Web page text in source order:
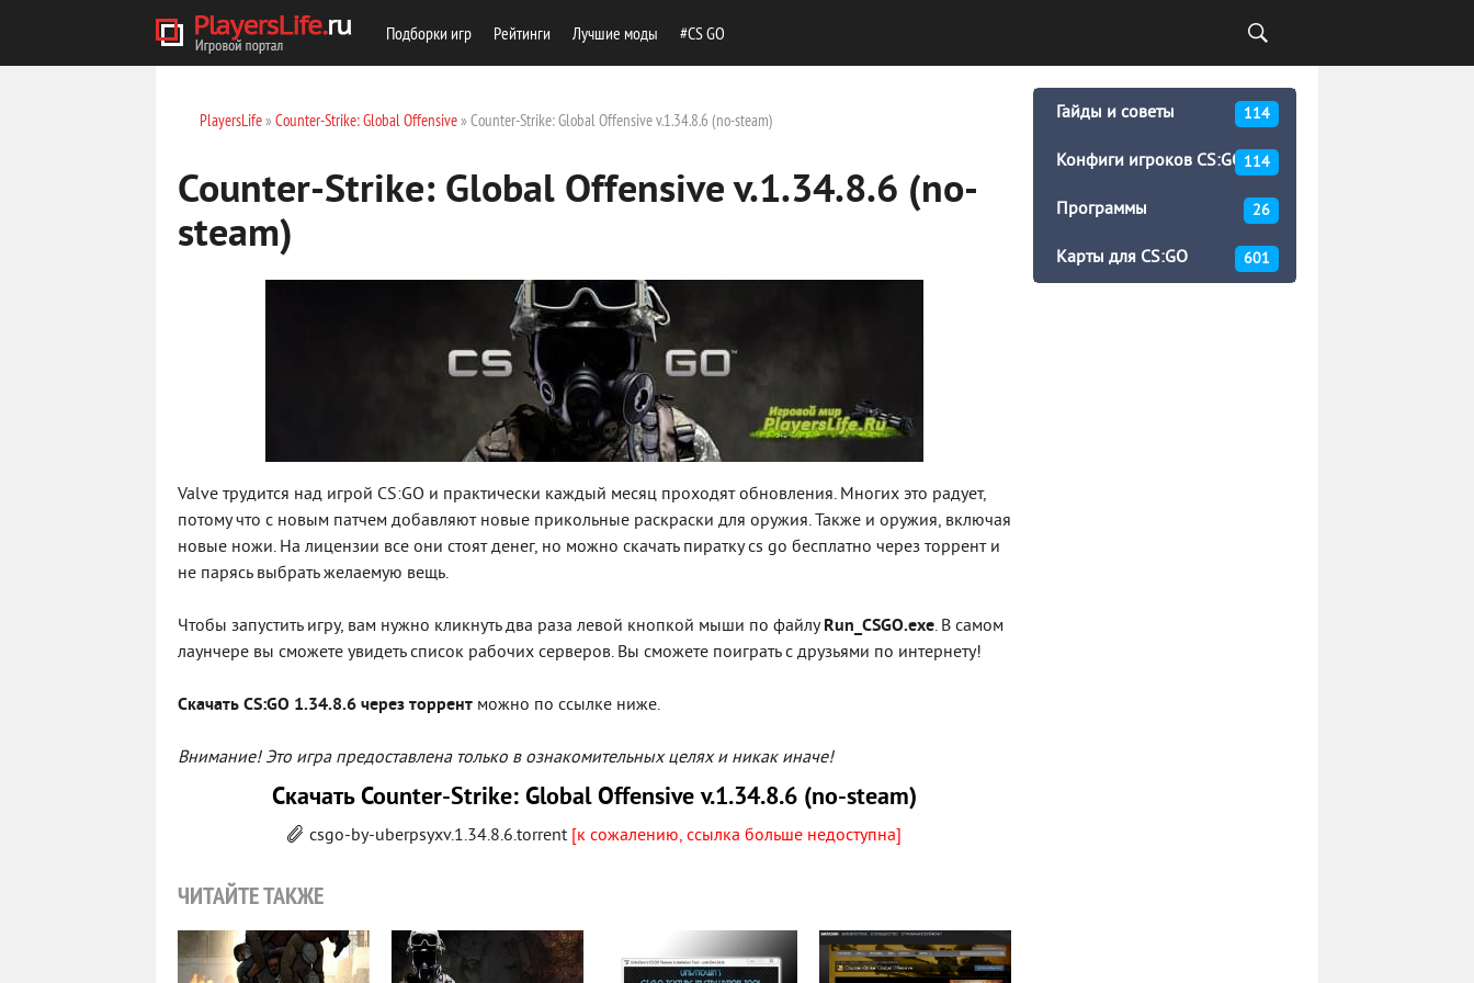
Подборки игр Рейтинги Лучшие моды #CS GO
PlayersLife» Counter-Strike: Global Offensive» Counter-Strike: Global Offensive v.1.34.8.6 (no-steam)
Counter-Strike: Global Offensive v.1.34.8.6 (no-
steam)
Valve трудится над игрой CS:GO и практически каждый месяц проходят обновления. Многих это радует,
потому что с новым патчем добавляют новые прикольные раскраски для оружия. Также и оружия, включая
новые ножи. На лицензии все они стоят денег, но можно скачать пиратку cs go бесплатно через торрент и
не парясь выбрать желаемую вещь.
Чтобы запустить игру, вам нужно кликнуть два раза левой кнопкой мыши по файлуRun_CSGO.exe. В самом
лаунчере вы сможете увидеть список рабочих серверов. Вы сможете поиграть с друзьями по интернету!
Скачать CS:GO 1.34.8.6 через торрент можно по ссылке ниже.
Внимание! Это игра предоставлена только в ознакомительных целях и никак иначе!
Скачать Counter-Strike: Global Offensive v.1.34.8.6 (no-steam)
csgo-by-uberpsyxv.1.34.8.6.torrent [к сожалению, ссылка больше недоступна]
ЧИТАЙТЕ ТАКЖЕ
Гайды и советы 114
Конфиги игроков CS:GO 114
Программы 26
Карты для CS:GO 601